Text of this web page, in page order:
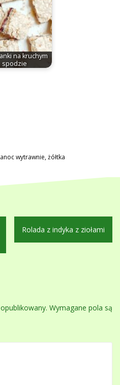
na kruchym
spodzie
wytrawnie,żółtka
Rolada z indyka z ziołami
Wymagane pola są